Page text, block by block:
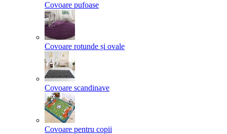
Covoare pufoase
Covoare rotunde și ovale
Covoare scandinave
Covoare pentru copii